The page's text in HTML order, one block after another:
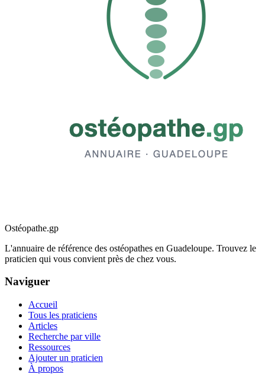
Ostéopathe.gp
L'annuaire de référence des ostéopathes en Guadeloupe. Trouvez le
praticien qui vous convient près de chez vous.
Naviguer
Accueil
Tous les praticiens
Articles
Recherche par ville
Ressources
Ajouter un praticien
À propos